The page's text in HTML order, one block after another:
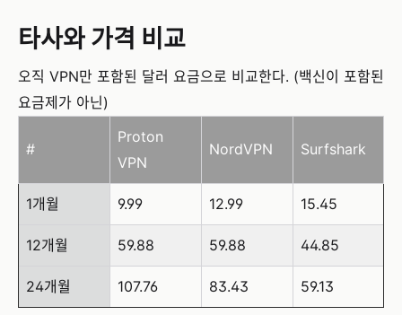
타사와 가격 비교
오직 VPN만 포함된 달러 요금으로 비교한다. (백신이 포함된
요금제가 아닌)
#
Proton
VPN
NordVPN Surfshark
1개월 9.99 12.99 15.45
12개월 59.88 59.88 44.85
24개월 107.76 83.43 59.13